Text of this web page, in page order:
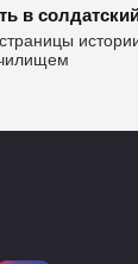
в